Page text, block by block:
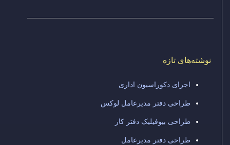
نوشته‌های تازه
اجرای دکوراسیون اداری
طراحی دفتر مدیرعامل لوکس
طراحی بیوفیلیک دفتر کار
طراحی دفتر مدیرعامل